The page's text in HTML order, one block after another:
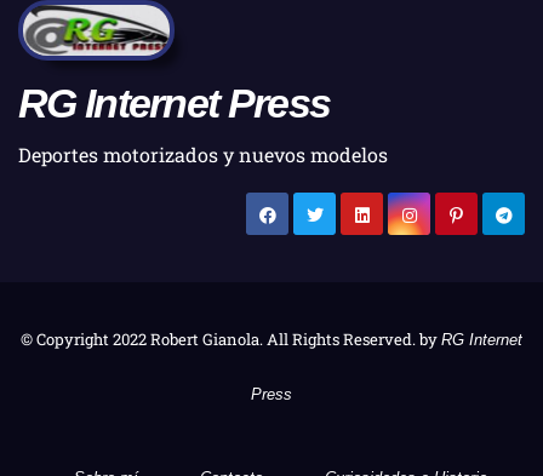
RG Internet Press
Deportes motorizados y nuevos modelos
© Copyright 2022 Robert Gianola. All Rights Reserved. by RG Internet
Press